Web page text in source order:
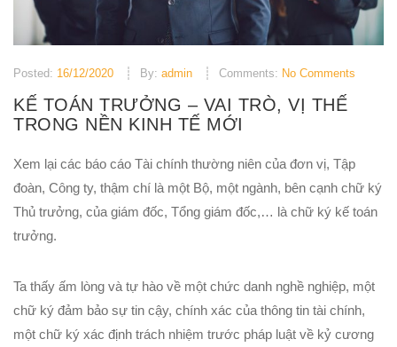
Posted: 16/12/2020 By: admin Comments: No Comments
KẾ TOÁN TRƯỞNG – VAI TRÒ, VỊ THẾ
TRONG NỀN KINH TẾ MỚI
Xem lại các báo cáo Tài chính thường niên của đơn vị, Tập
đoàn, Công ty, thậm chí là một Bộ, một ngành, bên cạnh chữ ký
Thủ trưởng, của giám đốc, Tổng giám đốc,… là chữ ký kế toán
trưởng.
Ta thấy ấm lòng và tự hào về một chức danh nghề nghiệp, một
chữ ký đảm bảo sự tin cậy, chính xác của thông tin tài chính,
một chữ ký xác định trách nhiệm trước pháp luật về kỷ cương